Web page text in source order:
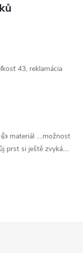
43, reklamácia
materiál ....možnost
prst si ještě zvyká....